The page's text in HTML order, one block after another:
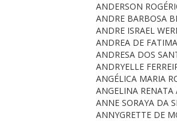
ANDERSON
ANDRE BARBOSA
ANDRE ISRAEL
ANDREA DE
ANDRESA DOS
ANDRYELLE
ANGÉLICA MARIA
ANGELINA RENATA
ANNE SORAYA DA
ANNYGRETTE DE